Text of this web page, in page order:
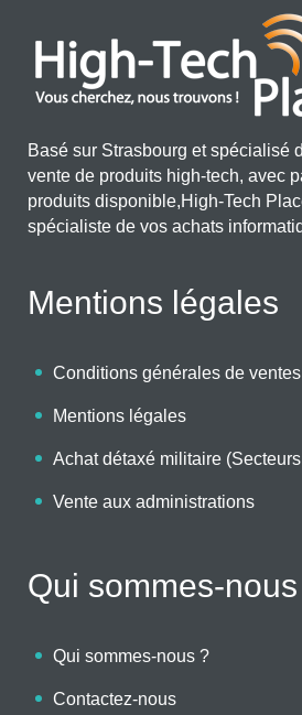
Basé sur Strasbourg et spécialisé
vente de produits high-tech, avec
produits disponible,High-Tech
spécialiste de vos achats
Mentions légales
Conditions générales de ventes
Mentions légales
Achat détaxé militaire
Vente aux administrations
Qui sommes-
Qui sommes-nous ?
Contactez-nous